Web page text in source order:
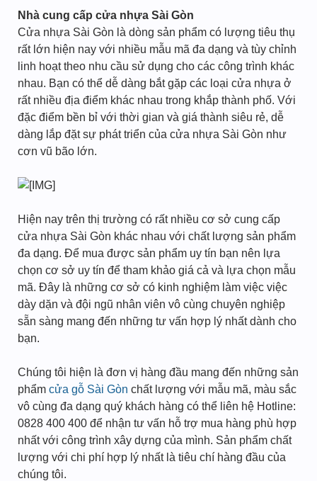
Nhà cung cấp cửa nhựa Sài Gòn
Cửa nhựa Sài Gòn là dòng sản phẩm có lượng tiêu thụ
rất lớn hiện nay với nhiều mẫu mã đa dạng và tùy chỉnh
linh hoạt theo nhu cầu sử dụng cho các công trình khác
nhau. Bạn có thể dễ dàng bắt gặp các loại cửa nhựa ở
rất nhiều địa điểm khác nhau trong khắp thành phố. Với
đặc điểm bền bỉ với thời gian và giá thành siêu rẻ, dễ
dàng lắp đặt sự phát triển của cửa nhựa Sài Gòn như
cơn vũ bão lớn.
Hiện nay trên thị trường có rất nhiều cơ sở cung cấp
cửa nhựa Sài Gòn khác nhau với chất lượng sản phẩm
đa dạng. Để mua được sản phẩm uy tín bạn nên lựa
chọn cơ sở uy tín để tham khảo giá cả và lựa chọn mẫu
mã. Đây là những cơ sở có kinh nghiệm làm việc việc
dày dặn và đội ngũ nhân viên vô cùng chuyên nghiệp
sẵn sàng mang đến những tư vấn hợp lý nhất dành cho
bạn.
Chúng tôi hiện là đơn vị hàng đầu mang đến những sản
phẩm cửa gỗ Sài Gòn chất lượng với mẫu mã, màu sắc
vô cùng đa dạng quý khách hàng có thể liên hệ Hotline:
0828 400 400 để nhận tư vấn hỗ trợ mua hàng phù hợp
nhất với công trình xây dựng của mình. Sản phẩm chất
lượng với chi phí hợp lý nhất là tiêu chí hàng đầu của
chúng tôi.